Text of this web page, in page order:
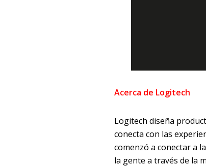
Acerca de Logitech
Logitech diseña
conecta con las
comenzó a conectar a
la gente a través de la